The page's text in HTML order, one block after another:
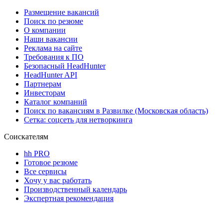
Размещение вакансий
Поиск по резюме
О компании
Наши вакансии
Реклама на сайте
Требования к ПО
Безопасный HeadHunter
HeadHunter API
Партнерам
Инвесторам
Каталог компаний
Поиск по вакансиям в Развилке (Московская область)
Сетка: соцсеть для нетворкинга
Соискателям
hh PRO
Готовое резюме
Все сервисы
Хочу у вас работать
Производственный календарь
Экспертная рекомендация